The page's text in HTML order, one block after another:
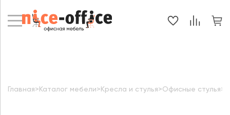
Главная> Каталог мебели> Кресла и стулья>Офисные стулья>